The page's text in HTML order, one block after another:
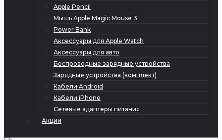
Apple Pencil
Мышь Apple Magic Mouse 3
Power Bank
Аксессуары для Apple Watch
Аксессуары для авто
Беспроводные зарядные устройства
Зарядные устройства (комплект)
Кабели Android
Кабели iPhone
Сетевые адаптеры питания
Акции